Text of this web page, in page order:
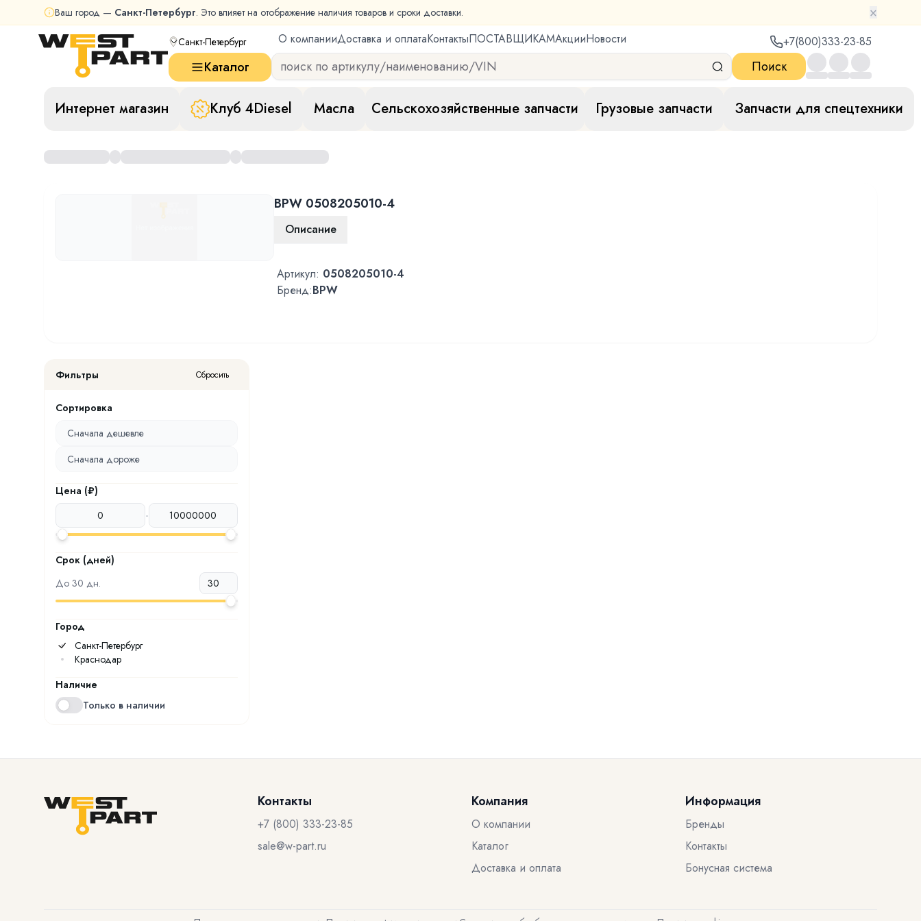
Ваш город — Санкт-Петербург. Это влияет на отображение наличия товаров и сроки доставки. ×
Санкт-Петербург О компанииДоставка и оплатаКонтактыПОСТАВЩИКАМАкцииНовости +7(800)333-23-85
Каталог Поиск
Интернет магазин Клуб 4Diesel Масла Сельскохозяйственные запчасти Грузовые запчасти Запчасти для спецтехники
BPW 0508205010-4
Описание
Артикул: 0508205010-4
Бренд:BPW
Фильтры Сбросить
Сортировка
Сначала дешевле
Сначала дороже
Цена (₽)
-
Срок (дней)
До 30 дн.
Город
Санкт-Петербург
Краснодар
Наличие
Только в наличии
Контакты
+7 (800) 333-23-85
sale@w-part.ru
Компания
О компании
Каталог
Доставка и оплата
Информация
Бренды
Контакты
Бонусная система